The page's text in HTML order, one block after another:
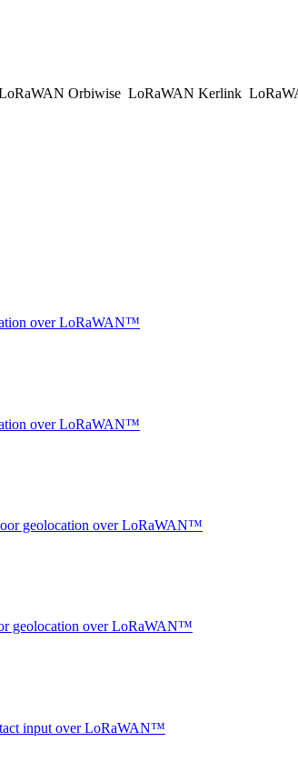
Orbiwise LoRaWAN Kerlink
over LoRaWAN™
over LoRaWAN™
geolocation over LoRaWAN™
geolocation over LoRaWAN™
input over LoRaWAN™